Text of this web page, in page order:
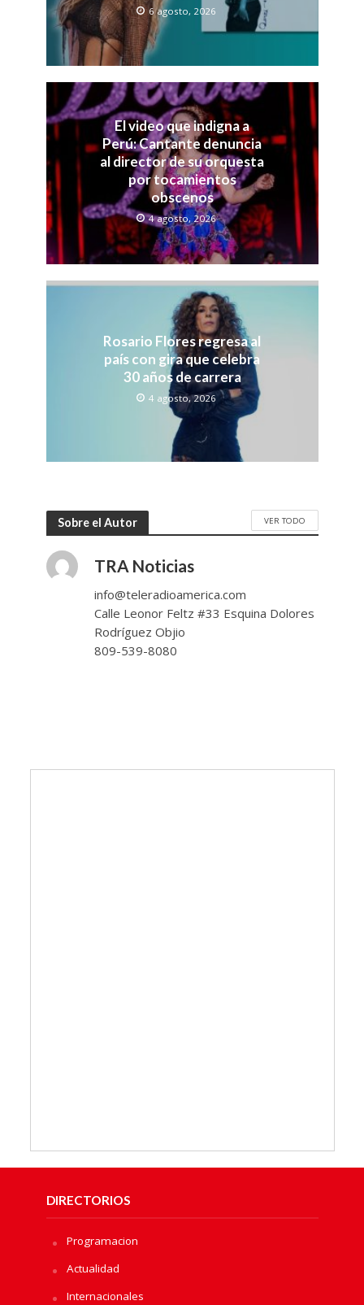
6 agosto, 2026
El video que indigna a
Perú: Cantante denuncia
al director de su orquesta
por tocamientos
obscenos
4 agosto, 2026
Rosario Flores regresa al
país con gira que celebra
30 años de carrera
4 agosto, 2026
Sobre el Autor VER TODO
TRA Noticias
info@teleradioamerica.com
Calle Leonor Feltz #33 Esquina Dolores
Rodríguez Objio
809-539-8080
DIRECTORIOS
Programacion
Actualidad
Internacionales